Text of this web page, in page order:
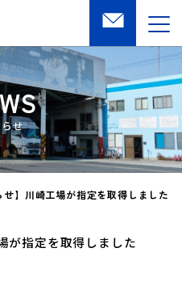
】川崎工場が指定を取得しました
が指定を取得しました